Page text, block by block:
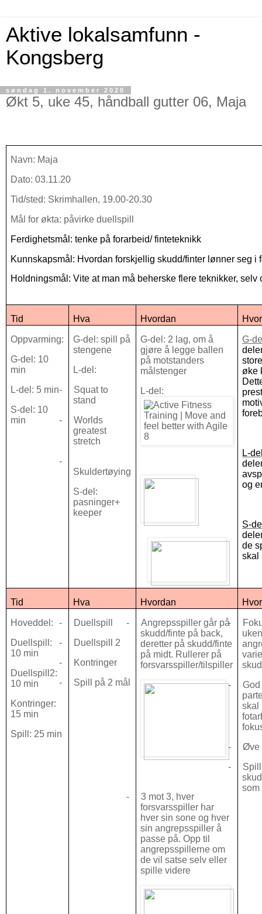
Aktive lokalsamfunn -
Kongsberg
søndag 1. november 2020
Økt 5, uke 45, håndball gutter 06, Maja
Navn: Maja
Dato: 03.11.20
Tid/sted: Skrimhallen, 19.00-20.30
Mål for økta: påvirke duellspill
Ferdighetsmål: tenke på forarbeid/ finteteknikk
Kunnskapsmål: Hvordan forskjellig skudd/finter lønner seg i
Holdningsmål: Vite at man må beherske flere teknikker,
Tid Hva Hvordan
Oppvarming:
G-del: 10
min
L-del: 5 min
S-del: 10
min
G-del: spill på
stengene
L-del:
-
Squat to
stand
-
Worlds
greatest
stretch
-
Skuldertøying
S-del:
pasninger+
keeper
G-del: 2 lag, om å
gjøre å legge ballen
på motstanders
målstenger
L-del:
G-
øke
L-
og
S-
de
skal
Tid Hva Hvordan
Hoveddel:
Duellspill:
10 min
Duellspill2:
10 min
Kontringer:
15 min
Spill: 25 min
-
Duellspill
-
Duellspill 2
-
Kontringer
-
Spill på 2 mål
-
Angrepsspiller går på
skudd/finte på back,
deretter på skudd/finte
på midt. Rullerer på
forsvarsspiller/tilspiller
-
3 mot 3, hver
forsvarsspiller har
hver sin sone og hver
sin angrepsspiller å
passe på. Opp til
angrepsspillerne om
de vil satse selv eller
spille videre
-
-
skal
-
Øve
-
som